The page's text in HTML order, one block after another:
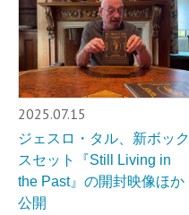
2025.07.15
ジェスロ・タル、新ボック
スセット『Still Living in
the Past』の開封映像ほか
公開